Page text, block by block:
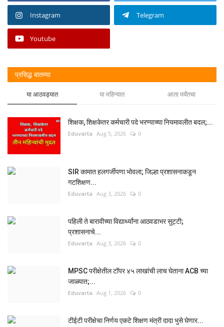
Instagram Telegram
Youtube
प्रसिद्ध बातम्या
या आठवड्यात या महिन्यात आता पर्यंतचा
शिक्षक, शिक्षकेतर कर्मचारी पदे भरण्याच्या नियमावलीत बदल;...
Eduvarta Aug 5, 2026 0
SIR कामात हलगर्जीपणा भोवला; जिल्हा प्रशासनाकडून
गटशिक्षण...
Eduvarta Aug 3, 2026 0
पहिली ते बारावीच्या विद्यार्थ्यांना आठवडाभर सुट्टी;
प्रशासनाचे...
Eduvarta Aug 3, 2026 0
MPSC परीक्षेतील टॉपर ४५ लाखांची लाच घेताना ACB च्या
जाळ्यात;...
Eduvarta Aug 1, 2026 0
टीईटी परीक्षेचा निर्णय एकटे शिक्षण मंत्री दादा भुसे घेणार...